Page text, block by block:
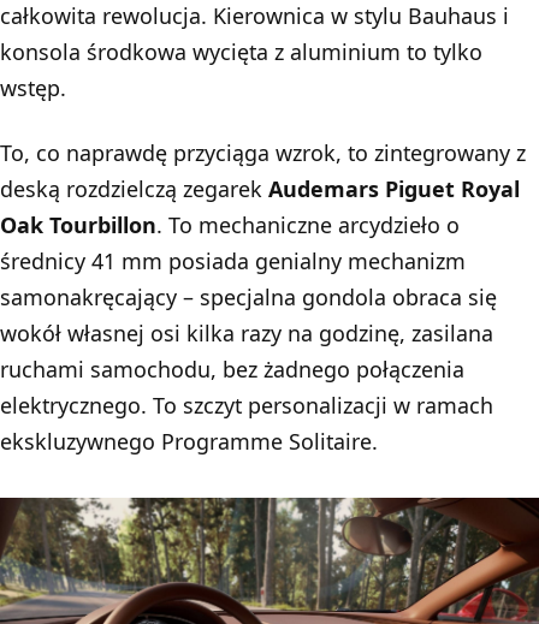
całkowita rewolucja. Kierownica w stylu Bauhaus i
konsola środkowa wycięta z aluminium to tylko
wstęp.
To, co naprawdę przyciąga wzrok, to zintegrowany z
deską rozdzielczą zegarek Audemars Piguet Royal
Oak Tourbillon. To mechaniczne arcydzieło o
średnicy 41 mm posiada genialny mechanizm
samonakręcający – specjalna gondola obraca się
wokół własnej osi kilka razy na godzinę, zasilana
ruchami samochodu, bez żadnego połączenia
elektrycznego. To szczyt personalizacji w ramach
ekskluzywnego Programme Solitaire.